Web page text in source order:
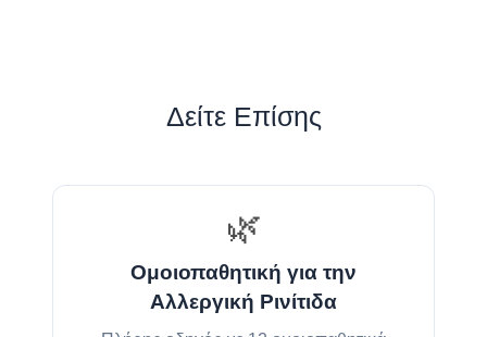
Δείτε Επίσης
🌿
Ομοιοπαθητική για την
Αλλεργική Ρινίτιδα